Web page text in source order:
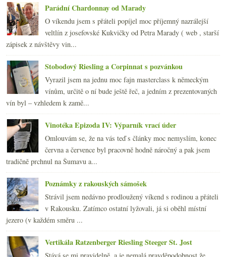
►2007(108)Parádní Chardonnay od Marady
O víkendu jsem s přáteli popíjel moc příjemný nazrálejší
veltlín z josefovské Kukvičky od Petra Marady ( web , starší
zápisek z návštěvy vin...
Stobodový Riesling a Corpinnat s pozvánkou
Vyrazil jsem na jednu moc fajn masterclass k německým
vínům, určitě o ní bude ještě řeč, a jedním z prezentovaných
vín byl – vzhledem k zamě...
Vinotéka Epizoda IV: Výparník vrací úder
Omlouvám se, že na vás teď s články moc nemyslím, konec
června a července byl pracovně hodně náročný a pak jsem
tradičně prchnul na Šumavu a...
Poznámky z rakouských sámošek
Strávil jsem nedávno prodloužený víkend s rodinou a přáteli
v Rakousku. Zatímco ostatní lyžovali, já si oběhl místní
jezero (v každém směru ...
Vertikála Ratzenberger Riesling Steeger St. Jost